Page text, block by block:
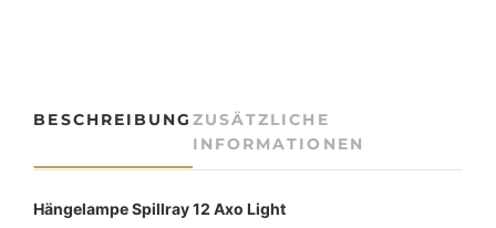
-
n
BESCHREIBUNG ZUSÄTZLICHE
INFORMATIONEN
Hängelampe Spillray 12 Axo Light